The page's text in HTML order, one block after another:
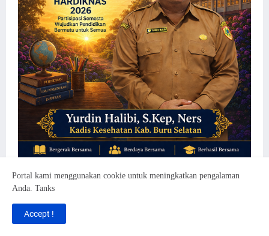
Portal kami menggunakan cookie untuk meningkatkan pengalaman
Anda. Tanks
Accept !